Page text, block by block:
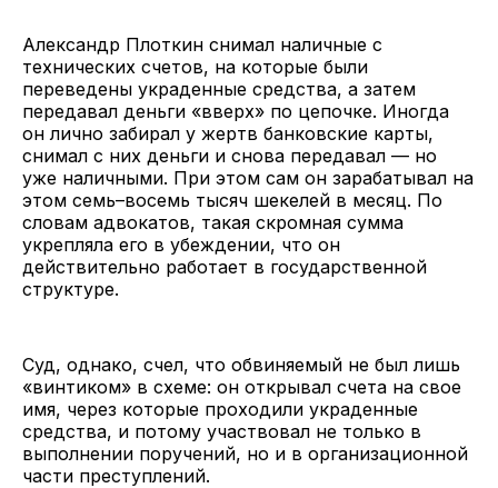
Александр Плоткин снимал наличные с
технических счетов, на которые были
переведены украденные средства, а затем
передавал деньги «вверх» по цепочке. Иногда
он лично забирал у жертв банковские карты,
снимал с них деньги и снова передавал — но
уже наличными. При этом сам он зарабатывал на
этом семь–восемь тысяч шекелей в месяц. По
словам адвокатов, такая скромная сумма
укрепляла его в убеждении, что он
действительно работает в государственной
структуре.
Суд, однако, счел, что обвиняемый не был лишь
«винтиком» в схеме: он открывал счета на свое
имя, через которые проходили украденные
средства, и потому участвовал не только в
выполнении поручений, но и в организационной
части преступлений.